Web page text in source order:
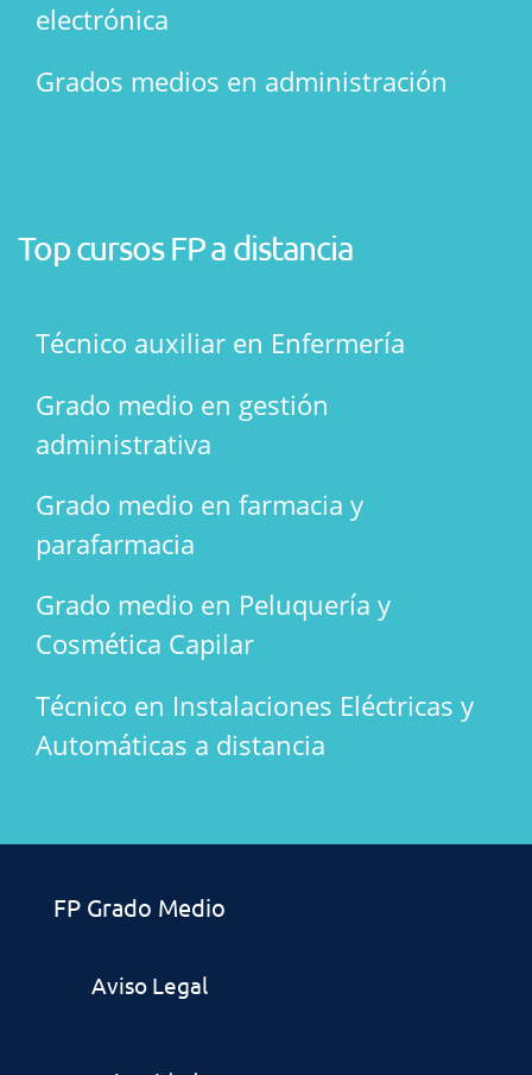
electrónica
Grados medios en administración
Top cursos FP a distancia
Técnico auxiliar en Enfermería
Grado medio en gestión
administrativa
Grado medio en farmacia y
parafarmacia
Grado medio en Peluquería y
Cosmética Capilar
Técnico en Instalaciones Eléctricas y
Automáticas a distancia
FP Grado Medio
Aviso Legal